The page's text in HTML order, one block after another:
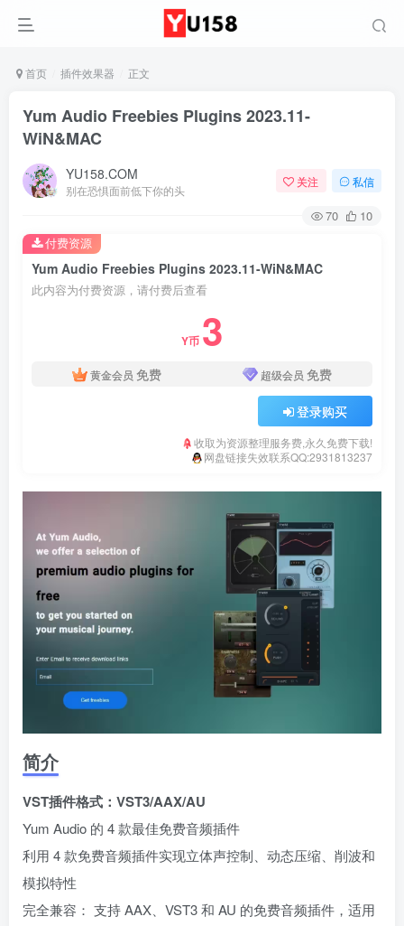
首页 插件效果器 正文
Yum Audio Freebies Plugins 2023.11-
WiN&MAC
YU158.COM
别在恐惧面前低下你的头
关注 私信
70 10
Yum Audio Freebies Plugins 2023.11-WiN&MAC
此内容为付费资源，请付费后查看
Y币 3
黄金会员 免费 超级会员 免费
登录购买
收取为资源整理服务费,永久免费下载!
网盘链接失效联系QQ:2931813237
付费资源
简介
VST插件格式：VST3/AAX/AU
Yum Audio 的 4 款最佳免费音频插件
利用 4 款免费音频插件实现立体声控制、动态压缩、削波和
模拟特性
完全兼容： 支持 AAX、VST3 和 AU 的免费音频插件，适用